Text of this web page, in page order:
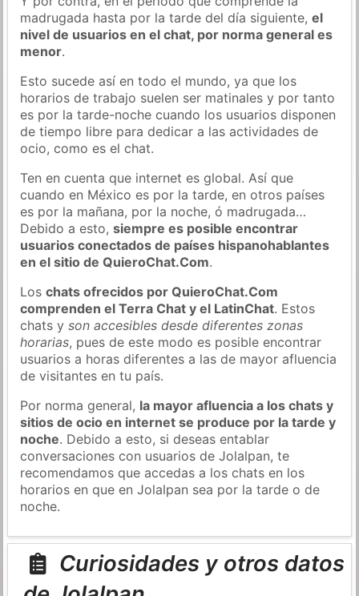
madrugada hasta por la tarde del día siguiente,el
nivel de usuarios en el chat, por norma general es
menor.
Esto sucede así en todo el mundo, ya que los
horarios de trabajo suelen ser matinales y por tanto
es por la tarde-noche cuando los usuarios disponen
de tiempo libre para dedicar a las actividades de
ocio, como es el chat.
Ten en cuenta que internet es global. Así que
cuando en México es por la tarde, en otros países
es por la mañana, por la noche, ó madrugada…
Debido a esto,siempre es posible encontrar
usuarios conectados de países hispanohablantes
en el sitio de QuieroChat.Com.
Loschats ofrecidos por QuieroChat.Com
comprenden el Terra Chat y el LatinChat. Estos
chats yson accesibles desde diferentes zonas
horarias, pues de este modo es posible encontrar
usuarios a horas diferentes a las de mayor afluencia
de visitantes en tu país.
Por norma general, la mayor afluencia a los chats y
sitios de ocio en internet se produce por la tarde y
noche. Debido a esto, si deseas entablar
conversaciones con usuarios de Jolalpan, te
recomendamos que accedas a los chats en los
horarios en que en Jolalpan sea por la tarde o de
noche.
Curiosidades y otros datos